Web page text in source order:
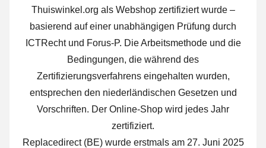
Thuiswinkel.org als Webshop zertifiziert wurde –
basierend auf einer unabhängigen Prüfung durch
ICTRecht und Forus-P. Die Arbeitsmethode und die
Bedingungen, die während des
Zertifizierungsverfahrens eingehalten wurden,
entsprechen den niederländischen Gesetzen und
Vorschriften. Der Online-Shop wird jedes Jahr
zertifiziert.
Replacedirect (BE) wurde erstmals am 27. Juni 2025